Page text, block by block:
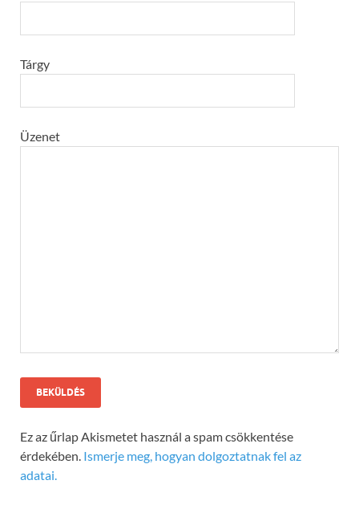
Tárgy
Üzenet
Ez az űrlap Akismetet használ a spam csökkentése
érdekében. Ismerje meg, hogyan dolgoztatnak fel az
adatai.